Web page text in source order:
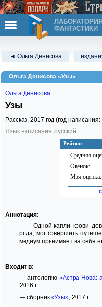
ЛАБОРАТОРИЯ
ФАНТАСТИКИ
◄ Ольга Денисова
Ольга Денисова «Узы»
Рейтинг
Средняя
Оценок:
Моя оценка:
Ольга Денисова
Узы
Рассказ, 2017 год (год
Язык написания: русский
Аннотация:
Одной капли крови
рода, мог совершить
медиум принимает на себя
Входит в:
— антологию«Астра Нова:
2016 г.
— сборник «Узы», 2017 г.